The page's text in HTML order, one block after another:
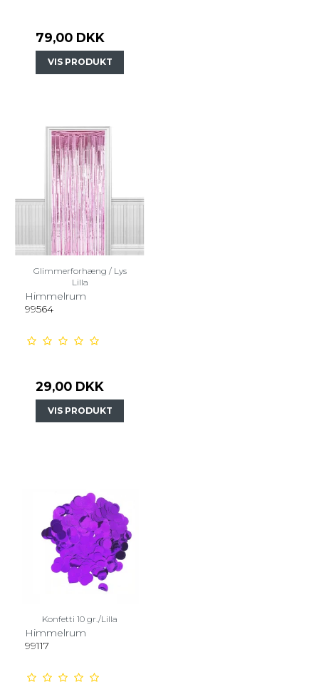
79,00 DKK
VIS PRODUKT
Glimmerforhæng / Lys
Lilla
Himmelrum
99564
29,00 DKK
VIS PRODUKT
Konfetti 10 gr./Lilla
Himmelrum
99117